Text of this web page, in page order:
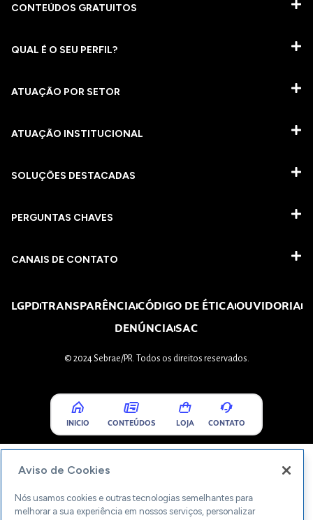
CONTEÚDOS GRATUITOS
QUAL É O SEU PERFIL?
ATUAÇÃO POR SETOR
ATUAÇÃO INSTITUCIONAL
SOLUÇÕES DESTACADAS
PERGUNTAS CHAVES​
CANAIS DE CONTATO
LGPDTRANSPARÊNCIACÓDIGO DE ÉTICAOUVIDORIA
DENÚNCIASAC
© 2024 Sebrae/PR. Todos os direitos reservados.
INICIO CONTEÚDOS LOJA CONTATO
Aviso de Cookies
Nós usamos cookies e outras tecnologias semelhantes para
melhorar a sua experiência em nossos serviços, personalizar